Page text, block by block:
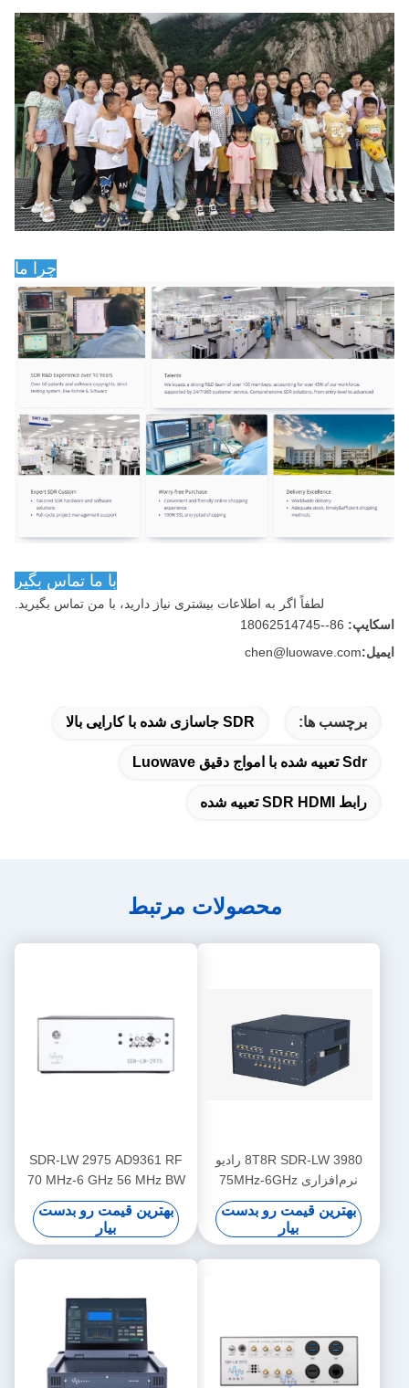
چرا ما
با ما تماس بگير
لطفاً اگر به اطلاعات بیشتری نیاز دارید، با من تماس بگیرید.
اسکایپ: 86--18062514745
ایمیل:chen@luowave.com
برچسب ها: SDR جاسازی شده با کارایی بالا
Sdr تعبیه شده با امواج دقیق Luowave
رابط SDR HDMI تعبیه شده
محصولات مرتبط
8T8R SDR-LW 3980 رادیو
نرم‌افزاری 75MHz-6GHz
450MHz TX BW
بهترین قیمت رو بدست
بیار
SDR-LW 2975 AD9361 RF
70 MHz-6 GHz 56 MHz BW
هر 2 کانال 4 × PCIE BUS 2 ×
USB 3.0 i7 پردازنده USRP
یکپارچه نرم افزار تعریف شده
دستگاه رادیویی
بهترین قیمت رو بدست
بیار